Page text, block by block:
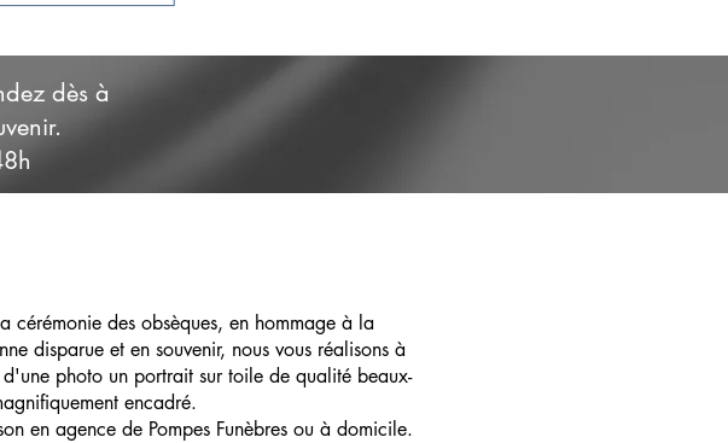
dès à
cérémonie des obsèques, en hommage à la
disparue et en souvenir, nous vous réalisons à
photo un portrait sur toile de qualité beaux-
encadré.
en agence de Pompes Funèbres ou à domicile.